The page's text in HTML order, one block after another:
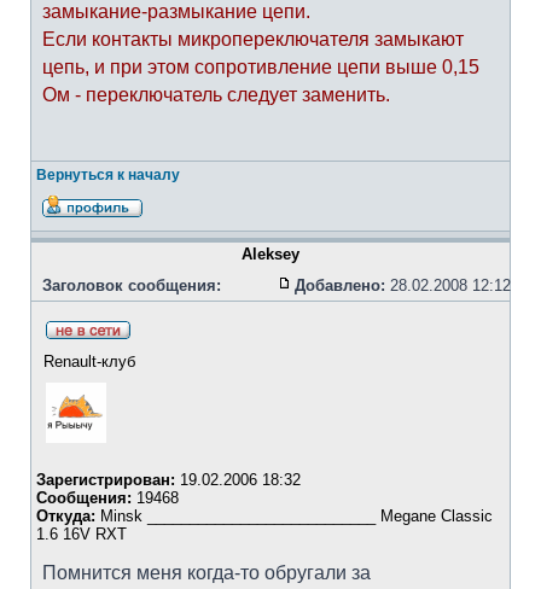
замыкание-размыкание цепи.
Если контакты микропереключателя замыкают
цепь, и при этом сопротивление цепи выше 0,15
Ом - переключатель следует заменить.
Вернуться к началу
Aleksey
Заголовок сообщения:
Добавлено: 28.02.2008 12:12
Renault-клуб
Зарегистрирован: 19.02.2006 18:32
Сообщения: 19468
Откуда: Minsk ___________________________ Megane Classic
1.6 16V RXT
Помнится меня когда-то обругали за